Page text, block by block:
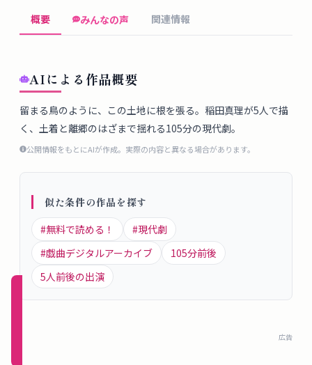
ル
グ
概
要
ロ
イ
ン
新規
概要 みんなの声 関連情報
AIによる作品概要
留まる鳥のように、この土地に根を張る。稲田真理が5人で描
く、土着と離郷のはざまで揺れる105分の現代劇。
公開情報をもとにAIが作成。実際の内容と異なる場合があります。
似た条件の作品を探す
#無料で読める！ #現代劇
#戯曲デジタルアーカイブ 105分前後
5人前後の出演
広告